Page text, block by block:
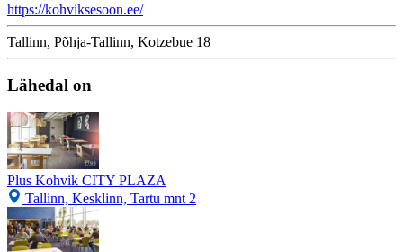
https://kohviksesoon.ee/
Tallinn, Põhja-Tallinn, Kotzebue 18
Lähedal on
Plus Kohvik CITY PLAZA
Tallinn, Kesklinn, Tartu mnt 2